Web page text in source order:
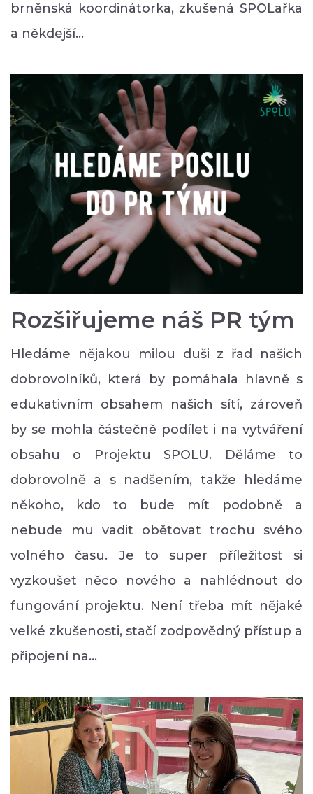
brněnská koordinátorka, zkušená SPOLařka
a někdejší…
Rozšiřujeme náš PR tým
Hledáme nějakou milou duši z řad našich
dobrovolníků, která by pomáhala hlavně s
edukativním obsahem našich sítí, zároveň
by se mohla částečně podílet i na vytváření
obsahu o Projektu SPOLU. Děláme to
dobrovolně a s nadšením, takže hledáme
někoho, kdo to bude mít podobně a
nebude mu vadit obětovat trochu svého
volného času. Je to super příležitost si
vyzkoušet něco nového a nahlédnout do
fungování projektu. Není třeba mít nějaké
velké zkušenosti, stačí zodpovědný přístup a
připojení na…